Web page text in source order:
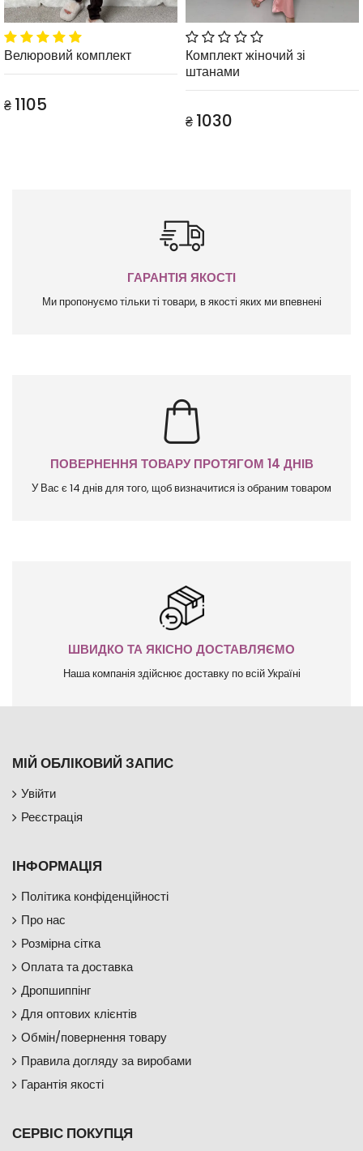
Велюровий комплект
₴ 1105
Комплект жіночий зі
штанами
₴ 1030
ГАРАНТІЯ ЯКОСТІ
Ми пропонуємо тільки ті товари, в якості яких ми впевнені
ПОВЕРНЕННЯ ТОВАРУ ПРОТЯГОМ 14 ДНІВ
У Вас є 14 днів для того, щоб визначитися із обраним товаром
ШВИДКО ТА ЯКІСНО ДОСТАВЛЯЄМО
Наша компанія здійснює доставку по всій Україні
МІЙ ОБЛІКОВИЙ ЗАПИС
Увійти
Реєстрація
ІНФОРМАЦІЯ
Політика конфіденційності
Про нас
Розмірна сітка
Оплата та доставка
Дропшиппінг
Для оптових клієнтів
Обмін/повернення товару
Правила догляду за виробами
Гарантія якості
СЕРВІС ПОКУПЦЯ